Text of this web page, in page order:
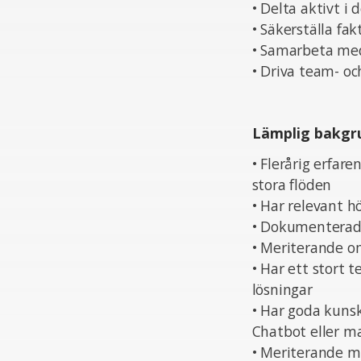
• Delta aktivt i
• Säkerställa
• Samarbeta
• Driva team-
Lämplig
• Flerårig
stora flöden
• Har relevant
•
• Meriterande
• Har ett stort
lösningar
• Har goda
Chatbot eller
• Meriterande